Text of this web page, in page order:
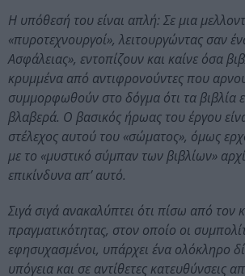
Η υπόθεσή του είναι απλή: Σε μια
«πυροτεχνουργοί», λειτουργώντας σαν
Ασφάλειας», εντοπίζουν και καίνε όσα
κρυμμένα από αντιφρονούντες που
συμμορφωθούν στο δόγμα ότι τα βιβλία
βλαβερά. Ο βασικός ήρωας του έργου
στέλεχος αυτού του «σώματος», όμως
με το «μυστικό σύμπαν των βιβλίων»
επικίνδυνα απ’ αυτό.
Σιγά σιγά ανακαλύπτει ότι πίσω από τον
πραγματικότητας, στον οποίο οι
εφησυχασμένοι, υπάρχει ένα ολόκληρο
υπόγεια και σε αντίθετες κατευθύνσεις